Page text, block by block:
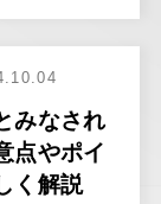
みなされ
点やポイ
く解説